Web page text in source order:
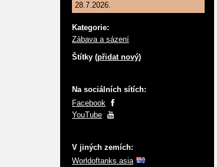
28.7.2026.
Kategorie:
Zábava a sázení
Štítky (přidat nový)
Na sociálních sítích:
Facebook
YouTube
V jiných zemích:
Worldoftanks.asia